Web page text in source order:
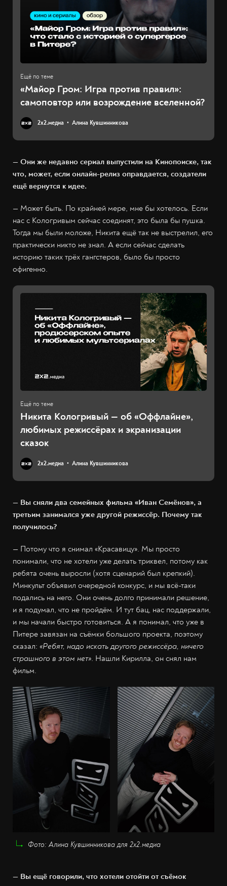
«Майор Гром: Игра против правил»:
самоповтор или возрождение вселенной?
2х2.медиа Алина Кувшинникова
— Они же недавно сериал выпустили на Кинопоиске, так
что, может, если онлайн-релиз оправдается, создатели
ещё вернутся к идее.
— Может быть. По крайней мере, мне бы хотелось. Если
нас с Кологривым сейчас соединят, это была бы пушка.
Тогда мы были моложе, Никита ещё так не выстрелил, его
практически никто не знал. А если сейчас сделать
историю таких трёх гангстеров, было бы просто
офигенно.
Никита Кологривый — об «Оффлайне»,
любимых режиссёрах и экранизации
сказок
2х2.медиа Алина Кувшинникова
— Вы сняли два семейных фильма «Иван Семёнов», а
третьим занимался уже другой режиссёр. Почему так
получилось?
— Потому что я снимал «Красавицу». Мы просто
понимали, что не хотели уже делать триквел, потому как
ребята очень выросли (хотя сценарий был крепкий).
Минкульт объявил очередной конкурс, и мы всё-таки
подались на него. Они очень долго принимали решение,
и я подумал, что не пройдём. И тут бац, нас поддержали,
и мы начали быстро готовиться. А я понимал, что уже в
Питере завязан на съёмки большого проекта, поэтому
сказал: «Ребят, надо искать другого режиссёра, ничего
страшного в этом нет». Нашли Кирилла, он снял нам
фильм.
Фото: Алина Кувшинникова для 2х2.медиа
— Вы ещё говорили, что хотели отойти от съёмок